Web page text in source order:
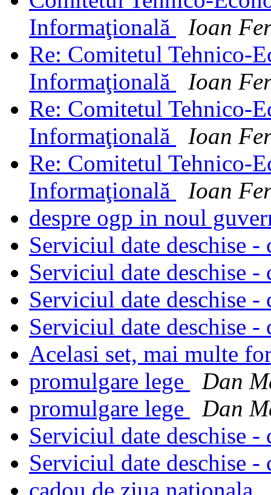
Informaţională
Ioan
Re: Comitetul Tehnico-
Informaţională
Ioan
Re: Comitetul Tehnico-
Informaţională
Ioan
Re: Comitetul Tehnico-
Informaţională
Ioan
despre ogp in noul
Serviciul date deschise -
Serviciul date deschise -
Serviciul date deschise -
Serviciul date deschise -
Acelasi set, mai multe
promulgare lege
Dan
promulgare lege
Dan
Serviciul date deschise -
Serviciul date deschise -